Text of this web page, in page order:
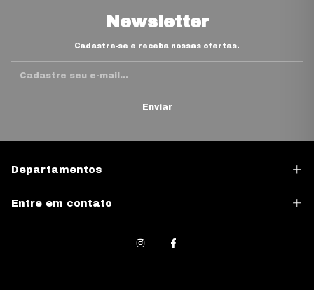
Newsletter
Cadastre-se e receba nossas ofertas.
Departamentos
Entre em contato